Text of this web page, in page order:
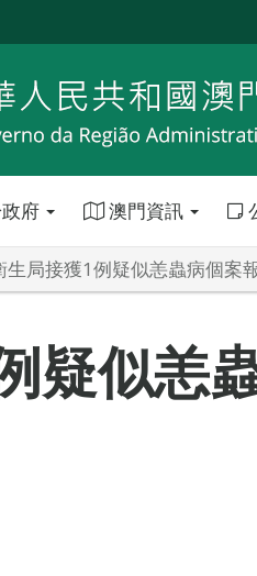
府 澳門資訊
生局接獲1例疑似恙蟲病個案
疑似恙